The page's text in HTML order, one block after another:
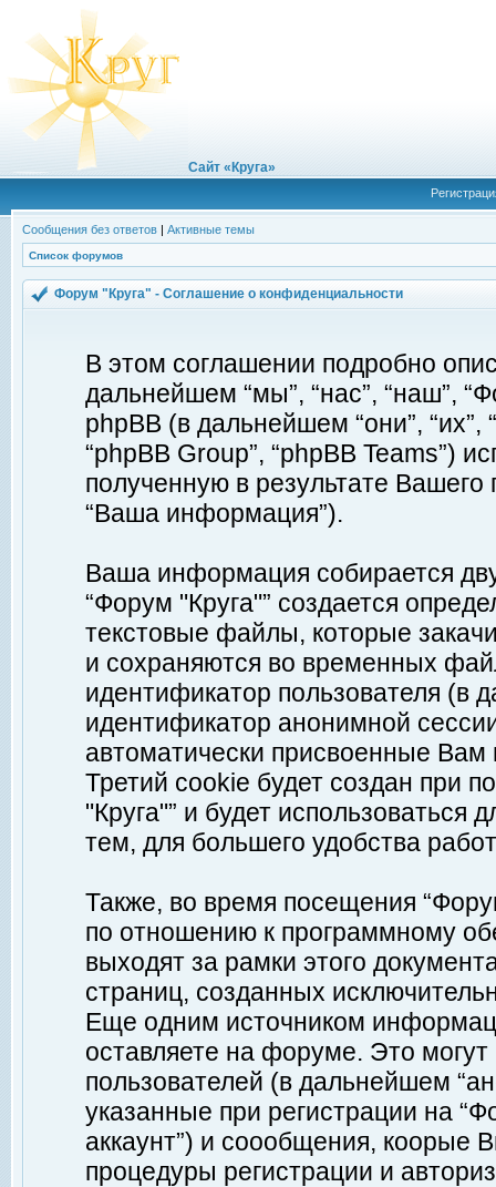
Сайт «Круга»
Сообщения без ответов | Активные темы
Список форумов
Форум "Круга" - Соглашение о конфиденциальности
В этом соглашении подробно
дальнейшем “мы”, “нас”, “наш”,
phpBB (в дальнейшем “они”, “их”,
“phpBB Group”, “phpBB Teams”)
полученную в результате
“Ваша информация”).
Ваша информация собирается
“Форум "Круга"” создается
текстовые файлы, которые
и сохраняются во временных
идентификатор пользователя (в
идентификатор анонимной
автоматически присвоенные
Третий cookie будет создан при
"Круга"” и будет
тем, для большего удобства
Также, во время посещения
по отношению к программному
выходят за рамки этого
страниц, созданных
Еще одним источником
оставляете на форуме. Это
пользователей (в дальнейшем
указанные при регистрации на
аккаунт”) и соообщения, коорые
процедуры регистрации и